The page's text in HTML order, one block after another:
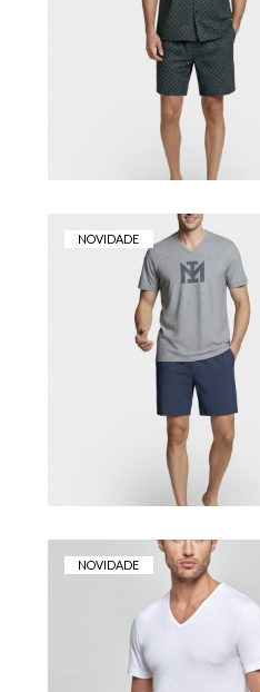
IMPETUS CURTO
BOTÕES EM
116,95 €
NOVIDADE
PIJAMA CURTO
HOMEM IMPETUS
ALGODÃO
54,50 €
NOVIDADE
T-SHIRT IMPETUS
COTTON